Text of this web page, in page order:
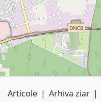
Articole | Arhiva ziar |